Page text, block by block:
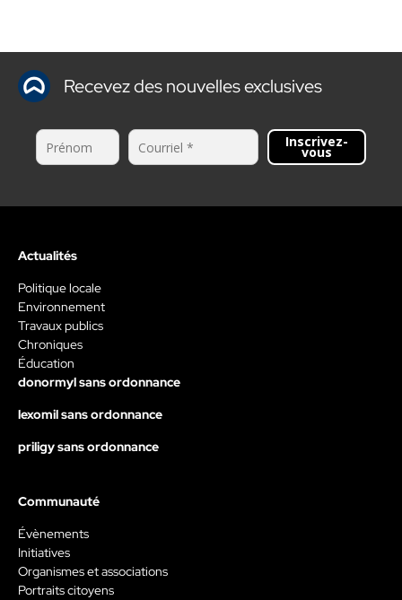
Recevez des nouvelles exclusives
Inscrivez-
vous
Actualités
Politique locale
Environnement
Travaux publics
Chroniques
Éducation
donormyl sans ordonnance
lexomil sans ordonnance
priligy sans ordonnance
Communauté
Évènements
Initiatives
Organismes et associations
Portraits citoyens